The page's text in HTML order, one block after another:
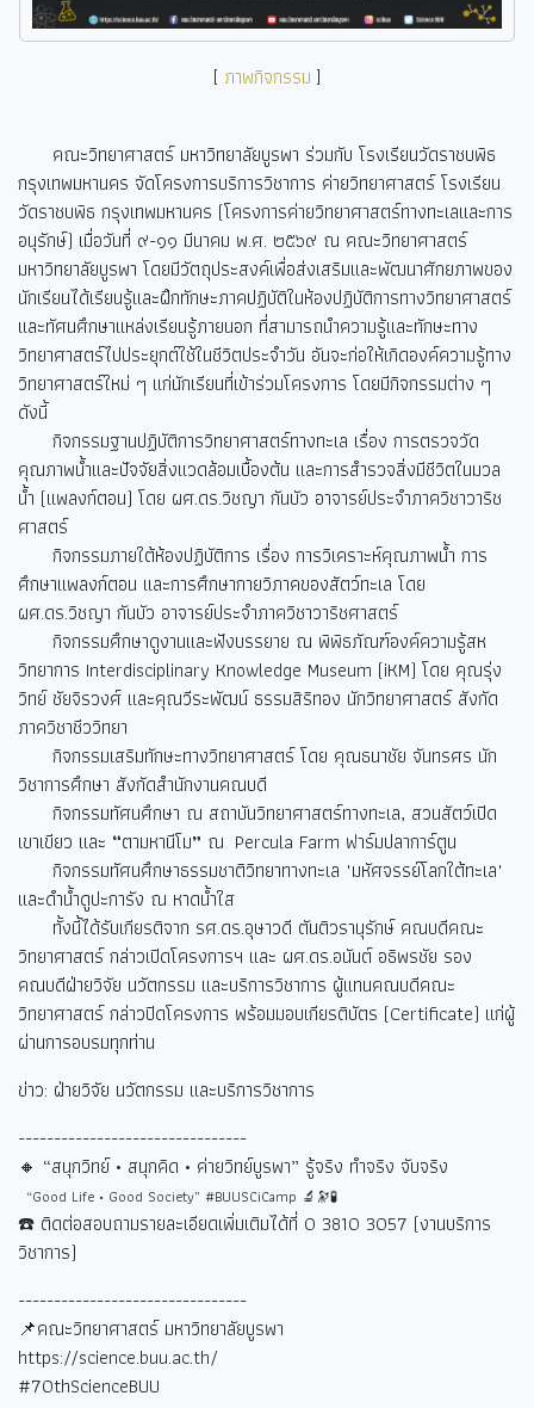
[ ภาพกิจกรรม ]
คณะวิทยาศาสตร์ มหาวิทยาลัยบูรพา ร่วมกับ โรงเรียนวัดราชบพิธ
กรุงเทพมหานคร จัดโครงการบริการวิชาการ ค่ายวิทยาศาสตร์ โรงเรียน
วัดราชบพิธ กรุงเทพมหานคร (โครงการค่ายวิทยาศาสตร์ทางทะเลและการ
อนุรักษ์) เมื่อวันที่ ๙-๑๑ มีนาคม พ.ศ. ๒๕๖๙ ณ คณะวิทยาศาสตร์
มหาวิทยาลัยบูรพา โดยมีวัตถุประสงค์เพื่อส่งเสริมและพัฒนาศักยภาพของ
นักเรียนได้เรียนรู้และฝึกทักษะภาคปฏิบัติในห้องปฏิบัติการทางวิทยาศาสตร์
และทัศนศึกษาแหล่งเรียนรู้ภายนอก ที่สามารถนำความรู้และทักษะทาง
วิทยาศาสตร์ไปประยุกต์ใช้ในชีวิตประจำวัน อันจะก่อให้เกิดองค์ความรู้ทาง
วิทยาศาสตร์ใหม่ ๆ แก่นักเรียนที่เข้าร่วมโครงการ โดยมีกิจกรรมต่าง ๆ
ดังนี้
กิจกรรมฐานปฏิบัติการวิทยาศาสตร์ทางทะเล เรื่อง การตรวจวัด
คุณภาพน้ำและปัจจัยสิ่งแวดล้อมเบื้องต้น และการสำรวจสิ่งมีชีวิตในมวล
น้ำ (แพลงก์ตอน) โดย ผศ.ดร.วิชญา กันบัว อาจารย์ประจำภาควิชาวาริช
ศาสตร์
กิจกรรมภายใต้ห้องปฏิบัติการ เรื่อง การวิเคราะห์คุณภาพน้ำ การ
ศึกษาแพลงก์ตอน และการศึกษากายวิภาคของสัตว์ทะเล โดย
ผศ.ดร.วิชญา กันบัว อาจารย์ประจำภาควิชาวาริชศาสตร์
กิจกรรมศึกษาดูงานและฟังบรรยาย ณ พิพิธภัณฑ์องค์ความรู้สห
วิทยาการ Interdisciplinary Knowledge Museum (iKM) โดย คุณรุ่ง
วิทย์ ชัยจิรวงศ์ และคุณวีระพัฒน์ ธรรมสิริทอง นักวิทยาศาสตร์ สังกัด
ภาควิชาชีววิทยา
กิจกรรมเสริมทักษะทางวิทยาศาสตร์ โดย คุณธนาชัย จันทรศร นัก
วิชาการศึกษา สังกัดสำนักงานคณบดี
กิจกรรมทัศนศึกษา ณ สถาบันวิทยาศาสตร์ทางทะเล, สวนสัตว์เปิด
เขาเขียว และ “ตามหานีโม” ณ Percula Farm ฟาร์มปลาการ์ตูน
กิจกรรมทัศนศึกษาธรรมชาติวิทยาทางทะเล "มหัศจรรย์โลกใต้ทะเล"
และดำน้ำดูปะการัง ณ หาดน้ำใส
ทั้งนี้ได้รับเกียรติจาก รศ.ดร.อุษาวดี ตันติวรานุรักษ์ คณบดีคณะ
วิทยาศาสตร์ กล่าวเปิดโครงการฯ และ ผศ.ดร.อนันต์ อธิพรชัย รอง
คณบดีฝ่ายวิจัย นวัตกรรม และบริการวิชาการ ผู้แทนคณบดีคณะ
วิทยาศาสตร์ กล่าวปิดโครงการ พร้อมมอบเกียรติบัตร (Certificate) แก่ผู้
ผ่านการอบรมทุกท่าน
ข่าว: ฝ่ายวิจัย นวัตกรรม และบริการวิชาการ
--------------------------------
🔸 “สนุกวิทย์ • สนุกคิด • ค่ายวิทย์บูรพา” รู้จริง ทำจริง จับจริง
“Good Life • Good Society” #BUUSCiCamp 🔬🔭🧪
☎️ ติดต่อสอบถามรายละเอียดเพิ่มเติมได้ที่ 0 3810 3057 (งานบริการ
วิชาการ)
--------------------------------
📌คณะวิทยาศาสตร์ มหาวิทยาลัยบูรพา
https://science.buu.ac.th/
#70thScienceBUU